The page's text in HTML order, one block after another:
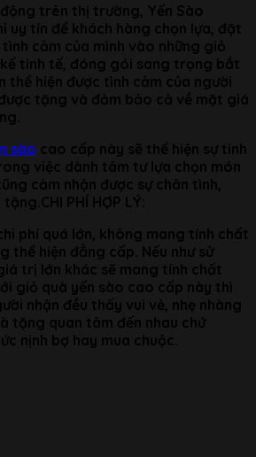
trên thị trường, Yến Sào
uy tín để khách hàng chọn lựa, đặt
cảm của mình vào những giỏ
tinh tế, đóng gói sang trọng bắt
thể hiện được tình cảm của người
tặng và đảm bảo cả về mặt giá
sào cao cấp này sẽ thể hiện sự tinh
việc dành tâm tư lựa chọn món
cảm nhận được sự chân tình,
PHÍ HỢP LÝ:
phí quá lớn, không mang tính chất
thể hiện đẳng cấp. Nếu như sử
trị lớn khác sẽ mang tính chất
giỏ quà yến sào cao cấp này thì
nhận đều thấy vui vẻ, nhẹ nhàng
tặng quan tâm đến nhau chứ
nịnh bợ hay mua chuộc.